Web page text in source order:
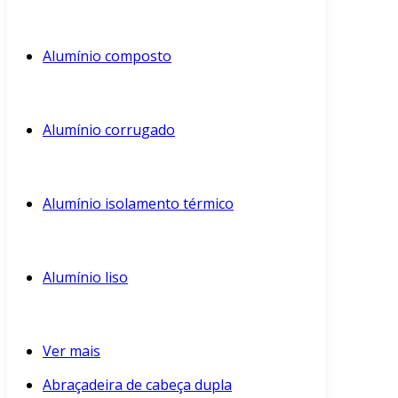
Alumínio composto
Alumínio corrugado
Alumínio isolamento térmico
Alumínio liso
Ver mais
Abraçadeira de cabeça dupla